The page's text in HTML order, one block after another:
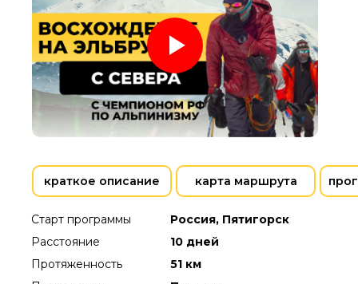
карта маршрута
краткое описание
Россия, Пятигорск
Старт программы
Протяженность 51 км
10 дней
Расстояние